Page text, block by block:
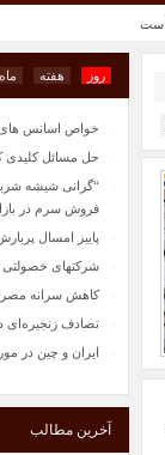
روز هفته ماه
مدیرکل
انزلی و کومله
خواص اسانس های
حل مسائل کلیدی
“گرانی شیشه
فروش سرم در بازار آزاد 100
پاییز امسال
شرکتهای خصولتی
کاهش سرانه مصرف
تصادف زنجیره‌ای
ایران و چین در
مدیرکل
انزلی و کومله
آخرین مطالب